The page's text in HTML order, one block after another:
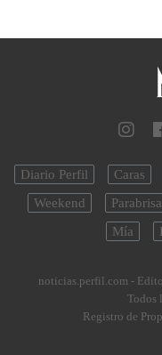
Diario Perfil Caras
Weekend
Mía
noticias.perfil.com -
Todos
Registro de